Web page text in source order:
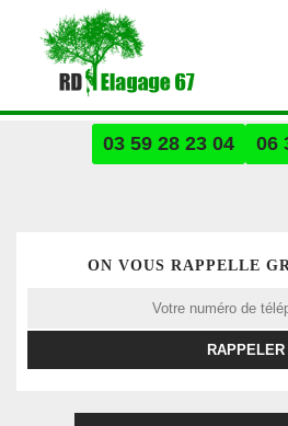
03 59 28 23 04 06
ON VOUS RAPPELLE